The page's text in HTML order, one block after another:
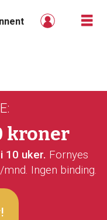
kroner
10 uker. Fornyes
Ingen binding.